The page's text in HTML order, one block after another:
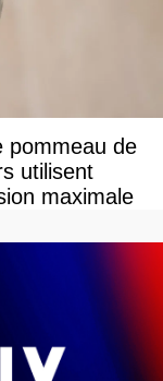
pommeau de
utilisent
maximale